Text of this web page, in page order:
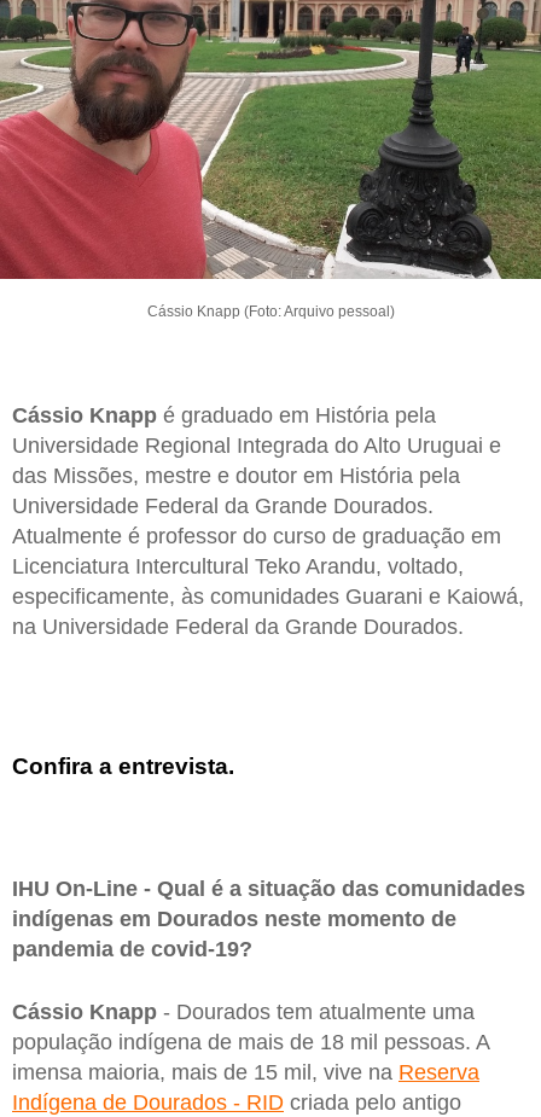
Cássio Knapp (Foto: Arquivo pessoal)
Cássio Knapp é graduado em História pela
Universidade Regional Integrada do Alto Uruguai e
das Missões, mestre e doutor em História pela
Universidade Federal da Grande Dourados.
Atualmente é professor do curso de graduação em
Licenciatura Intercultural Teko Arandu, voltado,
especificamente, às comunidades Guarani e Kaiowá,
na Universidade Federal da Grande Dourados.
Confira a entrevista.
IHU On-Line - Qual é a situação das comunidades
indígenas em Dourados neste momento de
pandemia de covid-19?
Cássio Knapp - Dourados tem atualmente uma
população indígena de mais de 18 mil pessoas. A
imensa maioria, mais de 15 mil, vive na Reserva
Indígena de Dourados - RID criada pelo antigo